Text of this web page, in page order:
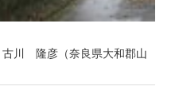
古川 隆彦（奈良県大和郡山